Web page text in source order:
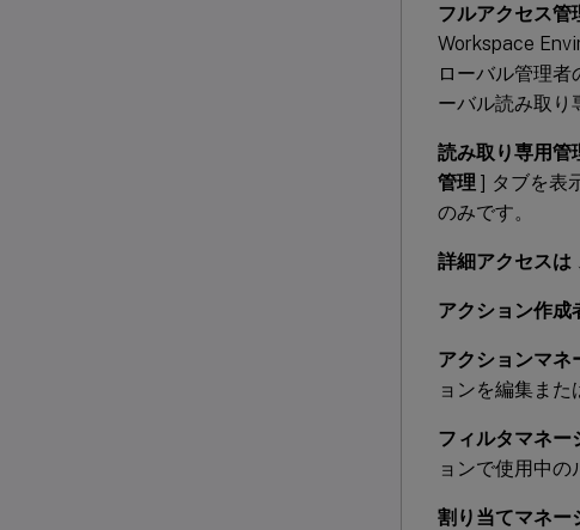
フルアクセス管
Workspace
ローバル管理者
ーバル読み取り
読み取り専用管
管理 ] タブを表
のみです。
詳細アクセスは
アクション作成
アクションマネ
ョンを編集また
フィルタマネー
ョンで使用中
割り当てマネー